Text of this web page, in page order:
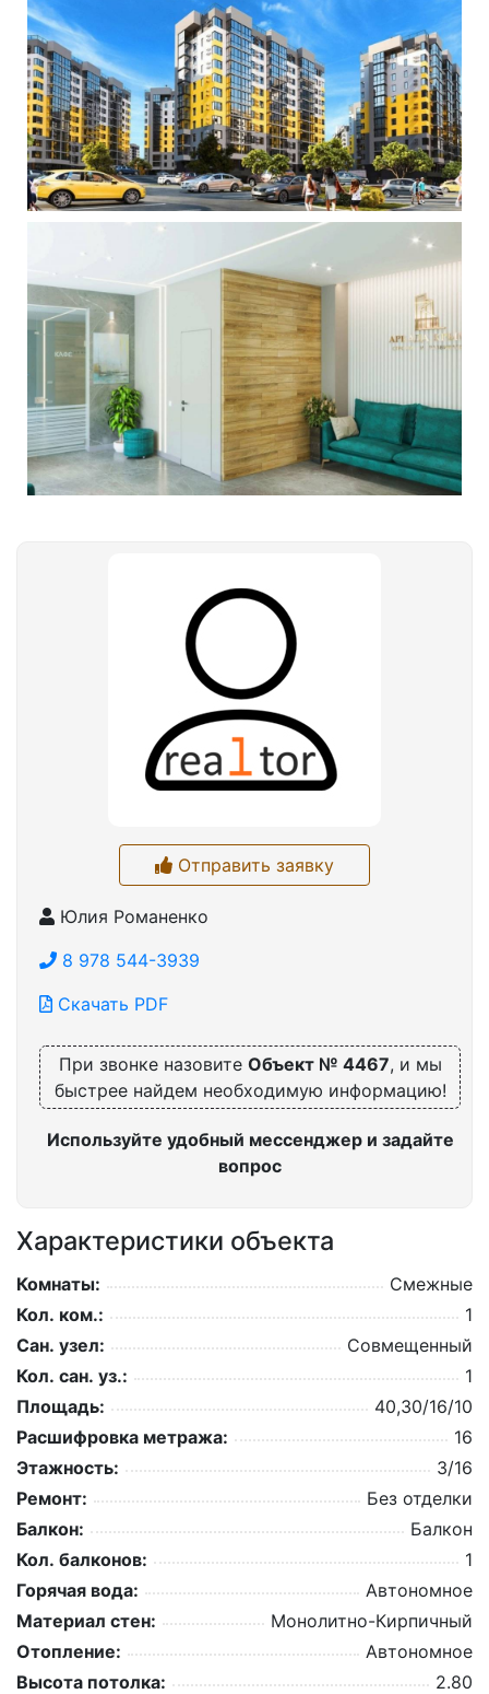
Отправить заявку
Юлия Романенко
8 978 544-3939
Скачать PDF
При звонке назовите Объект № 4467, и мы
быстрее найдем необходимую информацию!
Используйте удобный мессенджер и задайте
вопрос
Характеристики объекта
Комнаты:
Смежные
Кол. ком.:
1
Сан. узел:
Совмещенный
Кол. сан. уз.:
1
Площадь:
40,30/16/10
Расшифровка метража:
16
Этажность:
3/16
Ремонт:
Без отделки
Балкон:
Балкон
Кол. балконов:
1
Горячая вода:
Автономное
Материал стен:
Монолитно-Кирпичный
Отопление:
Автономное
Высота потолка:
2.80